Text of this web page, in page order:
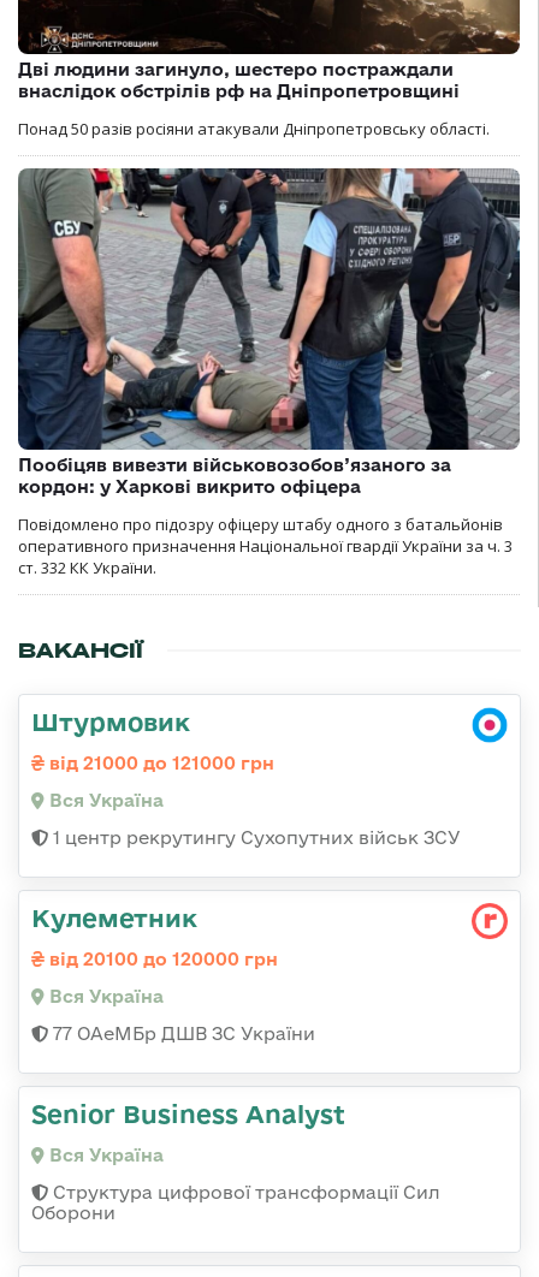
Дві людини загинуло, шестеро постраждали
внаслідок обстрілів рф на Дніпропетровщині
Понад 50 разів росіяни атакували Дніпропетровську області.
Пообіцяв вивезти військовозобов’язаного за
кордон: у Харкові викрито офіцера
Повідомлено про підозру офіцеру штабу одного з батальйонів
оперативного призначення Національної гвардії України за ч. 3
ст. 332 КК України.
ВАКАНСІЇ
Штурмовик
від 21000 до 121000 грн
Вся Україна
1 центр рекрутингу Сухопутних військ ЗСУ
Кулеметник
від 20100 до 120000 грн
Вся Україна
77 ОАеМБр ДШВ ЗС України
Senior Business Analyst
Вся Україна
Структура цифрової трансформації Сил
Оборони